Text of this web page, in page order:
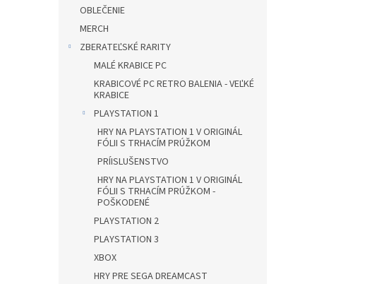
OBLEČENIE
MERCH
ZBERATEĽSKÉ RARITY
MALÉ KRABICE PC
KRABICOVÉ PC RETRO BALENIA - VEĽKÉ
KRABICE
PLAYSTATION 1
HRY NA PLAYSTATION 1 V ORIGINÁL
FÓLII S TRHACÍM PRÚŽKOM
PRÍISLUŠENSTVO
HRY NA PLAYSTATION 1 V ORIGINÁL
FÓLII S TRHACÍM PRÚŽKOM -
POŠKODENÉ
PLAYSTATION 2
PLAYSTATION 3
XBOX
HRY PRE SEGA DREAMCAST